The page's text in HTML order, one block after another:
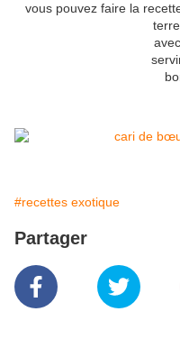
vous pouvez faire la
#recettes exotique
Partager